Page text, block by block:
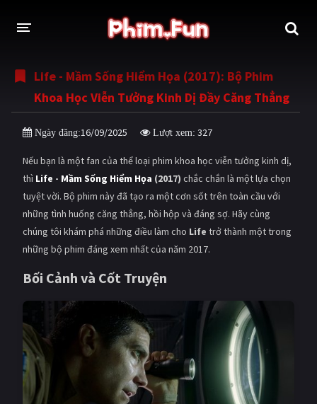
THỂ LOẠI
Thần thoại - Cổ trang Hành động
Tâm lý
Võ thuật - Kiếm hiệp Nhạc kịch
Kinh dị Tội phạm - Hình sự
Phiêu lưu Hài hước
Viễn tưởng Khoa học - Tài liệu
Hoạt hình
Tình cảm - Lãng mạn
Giật gân Gia đình
Bí ẩn Lịch sử
Viễn Tây Tiểu sử
Life - Mầm Sống Hiểm Họa (2017): Bộ Phim
Khoa Học Viễn Tưởng Kinh Dị Đầy Căng Thẳng
Ngày đăng:16/09/2025 Lượt xem: 327
Nếu bạn là một fan của thể loại phim khoa học viễn tưởng kinh dị,
thì Life - Mầm Sống Hiểm Họa (2017) chắc chắn là một lựa chọn
tuyệt vời. Bộ phim này đã tạo ra một cơn sốt trên toàn cầu với
những tình huống căng thẳng, hồi hộp và đáng sợ. Hãy cùng
chúng tôi khám phá những điều làm cho Life trở thành một trong
những bộ phim đáng xem nhất của năm 2017.
Bối Cảnh và Cốt Truyện